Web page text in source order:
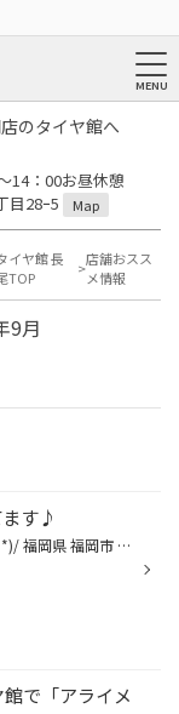
のタイヤ館へ
14：00お昼休憩
目28ｰ5
Map
イヤ館 長
TOP
店舗おスス
メ情報
9月
ます♪
皆さんこんにちは(*´∀`*)/ 福岡県 福岡市 南区 にある タイヤ館 長尾店のWebをご覧いただき 誠にありがとうございます(*´з`)/♪ タイヤ館は、あなたの町の "カーメンテナンス専門店"です。 本日は無料の安全点検のお知らせです！！ タイヤ館 春日店では、皆様が安心して、お車に乗っていただけるよう...
で「アライメ